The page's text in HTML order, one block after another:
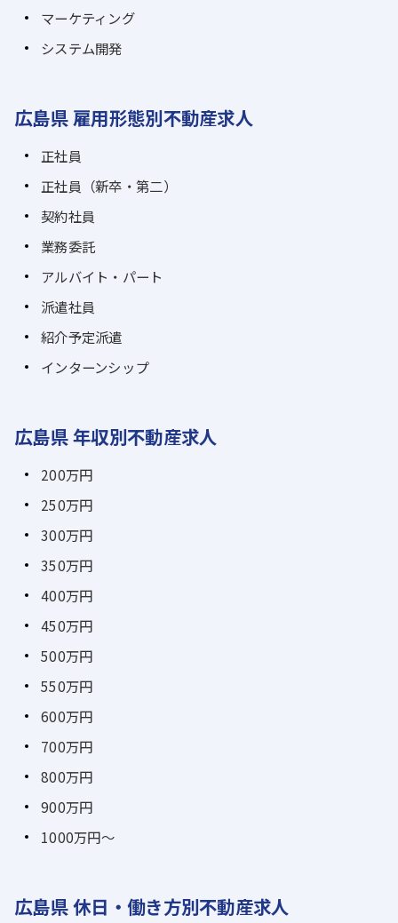
マーケティング
システム開発
広島県 雇用形態別不動産求人
正社員
正社員（新卒・第二）
契約社員
業務委託
アルバイト・パート
派遣社員
紹介予定派遣
インターンシップ
広島県 年収別不動産求人
200万円
250万円
300万円
350万円
400万円
450万円
500万円
550万円
600万円
700万円
800万円
900万円
1000万円～
広島県 休日・働き方別不動産求人